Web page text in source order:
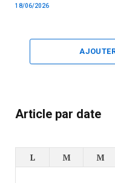
18/06/2026
Article par date
L
M M